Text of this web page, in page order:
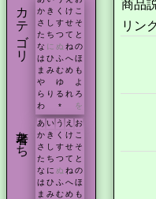
カテゴリ
か き く け こ
さ し す せ そ
た ち つ て と
な に ぬ ね の
は ひ ふ へ ほ
ま み む め も
や
ゆ
よ
ら り る れ ろ
わ
* を
著者たち あ い う え お
か き く け こ
さ
し す せ そ
た ち つ て と
な に ぬ ね の
は ひ ふ へ ほ
ま み む め も
商品
リン